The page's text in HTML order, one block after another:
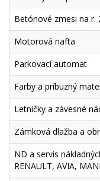
Betónové zmesi na r.
Motorová nafta
Parkovací automat
Farby a príbuzný
Letničky a závesné
Zámková dlažba a
ND a servis
RENAULT, AVIA,